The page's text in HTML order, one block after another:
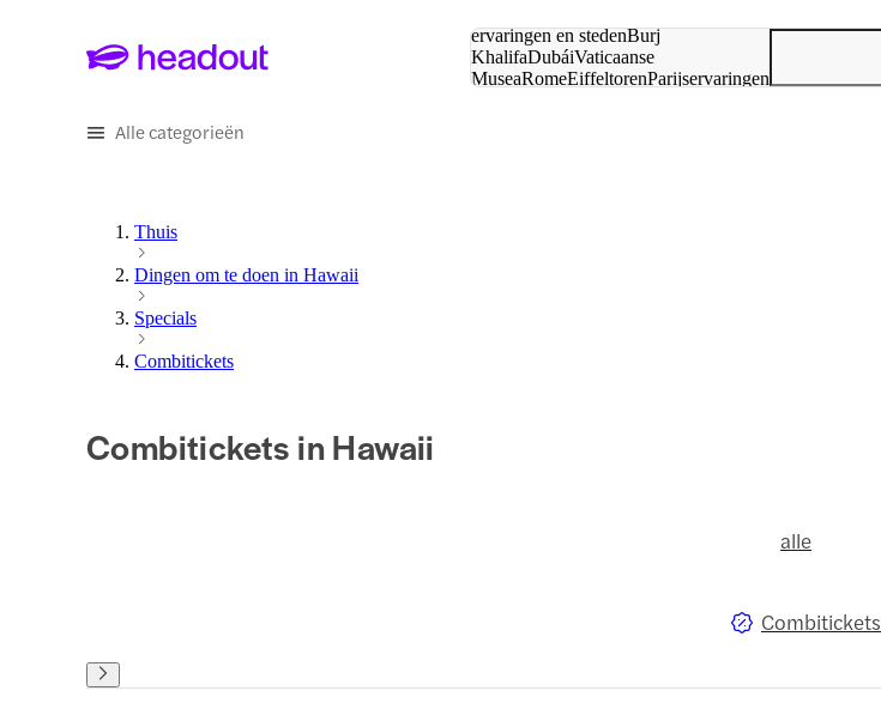
ervaringen en stedenBurj
KhalifaDubáiVaticaanse
MuseaRomeEiffeltorenParijservaringen
Alle categorieën
Thuis
Dingen om te doen in Hawaii
Specials
Combitickets
Combitickets in Hawaii
alle
Combitickets